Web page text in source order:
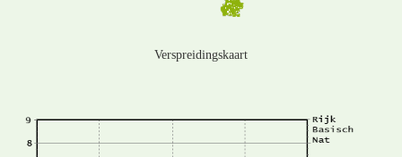
Verspreidingskaart